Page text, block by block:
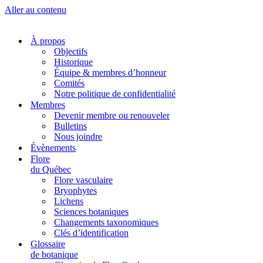
Aller au contenu
À propos
Objectifs
Historique
Équipe & membres d’honneur
Comités
Notre politique de confidentialité
Membres
Devenir membre ou renouveler
Bulletins
Nous joindre
Évènements
Flore
du Québec
Flore vasculaire
Bryophytes
Lichens
Sciences botaniques
Changements taxonomiques
Clés d’identification
Glossaire
de botanique